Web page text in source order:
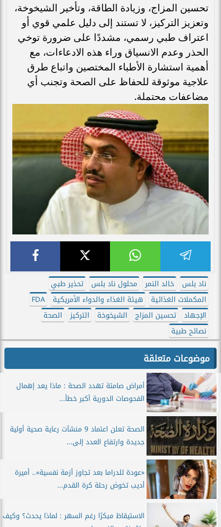
تحسين المزاج، وزيادة الطاقة، وتأخير الشيخوخة،
وتعزيز التركيز، لا تستند إلى دليل علمي قوي أو
اعتراف طبي رسمي، مشددًا على ضرورة توخي
الحذر وعدم الانسياق وراء هذه الادعاءات، مع
أهمية استشارة الأطباء المختصين واتباع طرق
علاجية موثوقة للحفاظ على الصحة وتجنب أي
مضاعفات محتملة.
ناد بلس خالد النمر محلول ناد بلس
تحذير طبي
المكملات الغذائية
هيئة الغذاء والدواء الأمريكية
FDA
الإجهاد
تحسين المزاج الشيخوخة التركيز
الصحة
نصائح طبية
موضوعات متعلقة
أمراض صامتة تهدد الصحة : ماذا يعد إهمال
الفحوصات الدورية أكبر خطأ...
الصحة تعلن اعتماد 9 منشآت رعاية صحية أولية
جديدة وارتفاع العدد إلى...
«عودة للدراما بعد تجاوز أزمة نفسية».. أميرة
أديب تخوض رحلة كرة القدم...
الاستيقاظ مبكرًا رغم السهر : لماذا يحدث؟ وكيف